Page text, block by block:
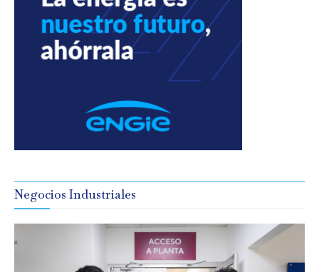
Negocios Industriales